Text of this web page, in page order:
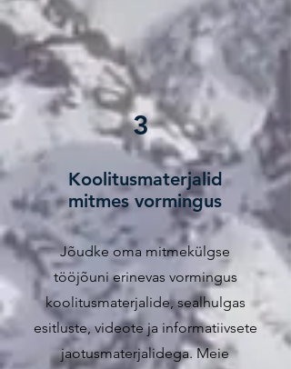
3
Koolitusmaterjalid
mitmes vormingus
Jõudke oma mitmekülgse
tööjõuni erinevas vormingus
koolitusmaterjalide, sealhulgas
esitluste, videote ja informatiivsete
jaotusmaterjalidega. Meie